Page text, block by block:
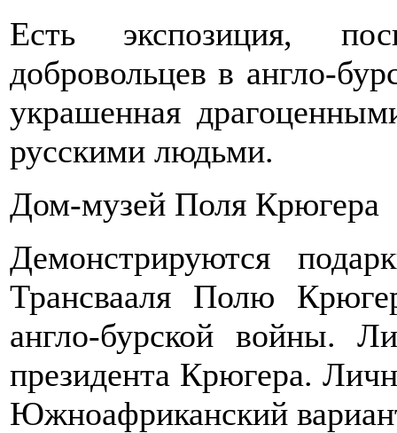
Есть экспозиция,
добровольцев в англо-
украшенная
русскими людьми.
Дом-музей Поля Крюгера
Демонстрируются
Трансвааля Полю
англо-бурской войны.
президента Крюгера.
Южноафриканский